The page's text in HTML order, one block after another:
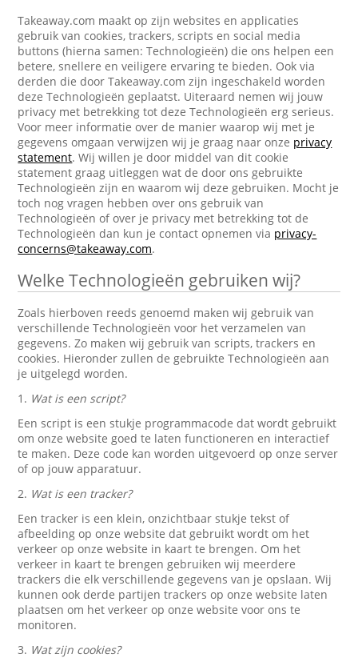
Takeaway.com maakt op zijn websites en applicaties
gebruik van cookies, trackers, scripts en social media
buttons (hierna samen: Technologieën) die ons helpen een
betere, snellere en veiligere ervaring te bieden. Ook via
derden die door Takeaway.com zijn ingeschakeld worden
deze Technologieën geplaatst. Uiteraard nemen wij jouw
privacy met betrekking tot deze Technologieën erg serieus.
Voor meer informatie over de manier waarop wij met je
gegevens omgaan verwijzen wij je graag naar onze privacy
statement. Wij willen je door middel van dit cookie
statement graag uitleggen wat de door ons gebruikte
Technologieën zijn en waarom wij deze gebruiken. Mocht je
toch nog vragen hebben over ons gebruik van
Technologieën of over je privacy met betrekking tot de
Technologieën dan kun je contact opnemen via privacy-
concerns@takeaway.com.
Welke Technologieën gebruiken wij?
Zoals hierboven reeds genoemd maken wij gebruik van
verschillende Technologieën voor het verzamelen van
gegevens. Zo maken wij gebruik van scripts, trackers en
cookies. Hieronder zullen de gebruikte Technologieën aan
je uitgelegd worden.
1. Wat is een script?
Een script is een stukje programmacode dat wordt gebruikt
om onze website goed te laten functioneren en interactief
te maken. Deze code kan worden uitgevoerd op onze server
of op jouw apparatuur.
2. Wat is een tracker?
Een tracker is een klein, onzichtbaar stukje tekst of
afbeelding op onze website dat gebruikt wordt om het
verkeer op onze website in kaart te brengen. Om het
verkeer in kaart te brengen gebruiken wij meerdere
trackers die elk verschillende gegevens van je opslaan. Wij
kunnen ook derde partijen trackers op onze website laten
plaatsen om het verkeer op onze website voor ons te
monitoren.
3. Wat zijn cookies?